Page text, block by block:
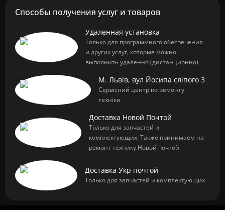
Способы получения услуг и товаров
Удаленная установка
Только для программного обеспечения
и других услуг, которые можно
выполнить удаленно (дистанционно)
М. Львів, вул Йосипа сліпого 3
Сервісний центр по ремонту
техніки
Доставка Новой Почтой
Только для запчастей и
комплектующих. Также принимаем на
ремонт технику Новой почтой
Доставка Укр почтой
Только для запчастей и комплектующих